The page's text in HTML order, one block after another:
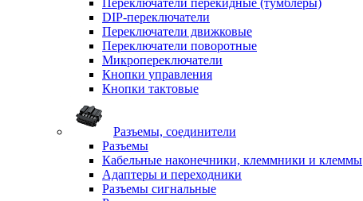
Переключатели перекидные (тумблеры)
DIP-переключатели
Переключатели движковые
Переключатели поворотные
Микропереключатели
Кнопки управления
Кнопки тактовые
Разъемы, соединители
Разъемы
Кабельные наконечники, клеммники и клеммы
Адаптеры и переходники
Разъемы сигнальные